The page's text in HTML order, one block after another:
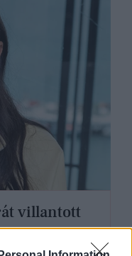
villantott